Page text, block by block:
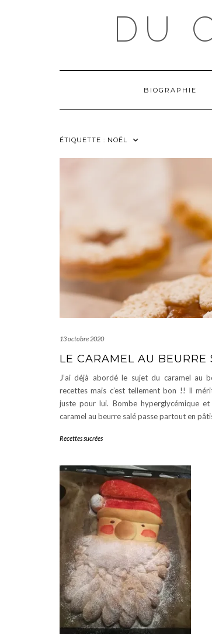
DU
BIOGRAPHIE
ÉTIQUETTE : NOËL
13 octobre 2020
LE CARAMEL AU BEURRE
J’ai déjà abordé le sujet du caramel au
recettes mais c’est tellement bon !! Il
juste pour lui. Bombe hyperglycémique
caramel au beurre salé passe partout en
Recettes sucrées